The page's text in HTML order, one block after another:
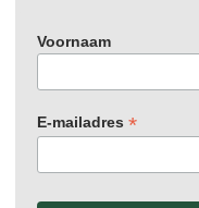
Voornaam
E-mailadres *